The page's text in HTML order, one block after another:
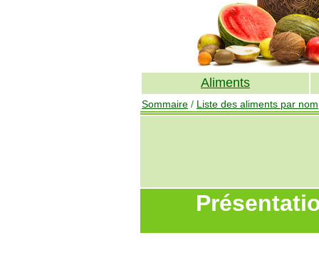
Aliments
Sommaire / Liste des aliments par nom